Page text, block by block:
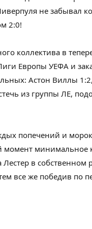
не забывал
2:0!
коллектива в
Европы УЕФА и
: Астон Виллы
из группы ЛЕ,
попечений и морок
момент минимальное
Лестер в собственном
все же победив по